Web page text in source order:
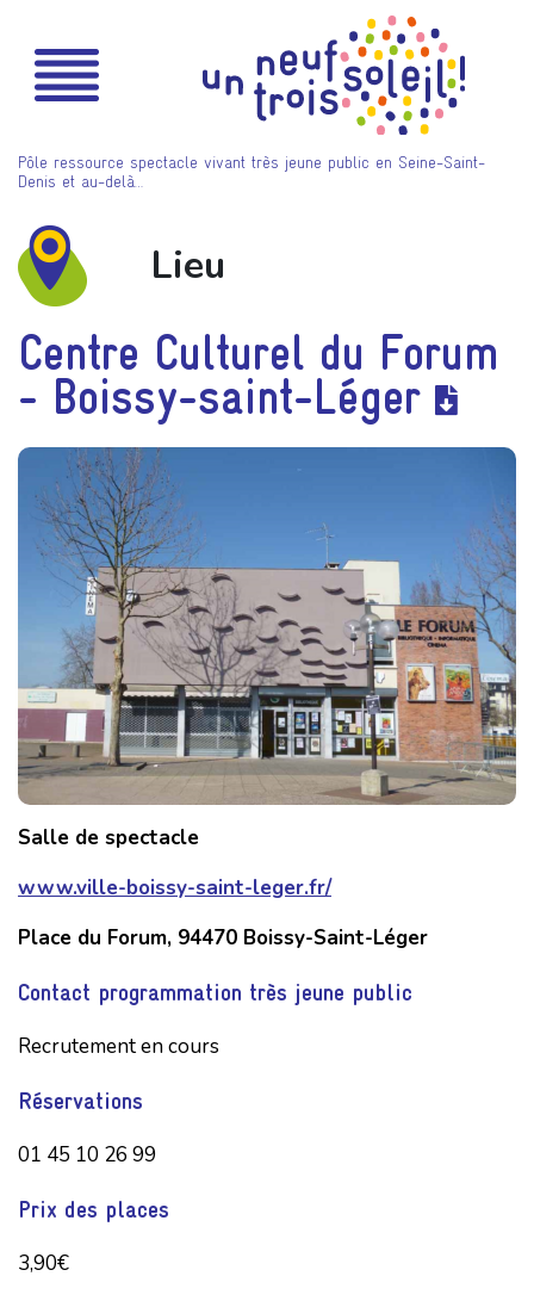
Pôle ressource spectacle vivant très jeune public en Seine-Saint-
Denis et au-delà…
Lieu
Centre Culturel du Forum
- Boissy-saint-Léger
Salle de spectacle
www.ville-boissy-saint-leger.fr/
Place du Forum, 94470 Boissy-Saint-Léger
Contact programmation très jeune public
Recrutement en cours
Réservations
01 45 10 26 99
Prix des places
3,90€